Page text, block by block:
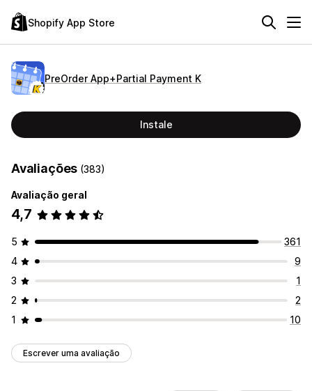
Shopify App Store
PreOrder App+Partial Payment K
Instale
Avaliações (383)
Avaliação geral
4,7
5
361
4
9
3
1
2
2
1
10
Escrever uma avaliação